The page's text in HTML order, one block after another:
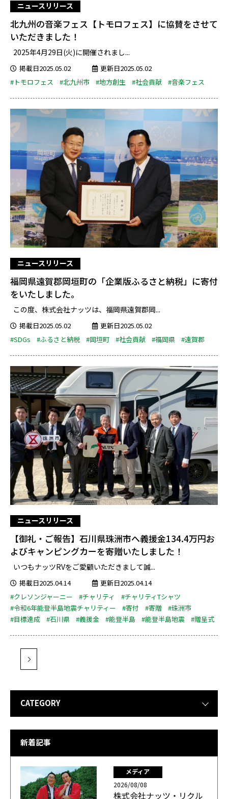
ニュースリリース
北九州の音楽フェス【トモロフェス】に協賛をさせて
いただきました！
2025年4月29日(火)に開催されまし...
掲載日2025.05.02
更新日2025.05.02
#トモロフェス
#北九州市 #地方創生 #社会貢献 #音楽フェス
ニュースリリース
福岡県遠賀郡岡垣町の「企業版ふるさと納税」に寄付
をいたしました。
この度、株式会社ナッツは、福岡県遠賀郡岡...
掲載日2025.05.02
更新日2025.05.02
#SDGs
#ふるさと納税 #岡垣町 #社会貢献 #福岡県 #遠賀郡
ニュースリリース
【御礼・ご報告】石川県珠洲市へ義援金134.4万円お
よびキャンピングカーを寄贈いたしました！
いつもナッツRVをご愛顧いただきまして誠...
掲載日2025.04.14
更新日2025.04.14
#クレソンジャーニー
#チャリティ
#チャリティTシャツ
#令和6年能登半島地震チャリティー
#寄付 #寄贈
#珠洲市
#目標達成
#石川県 #義援金 #能登半島 #能登半島地震 #贈呈式
CATEGORY
新着記事
メディア
2026/08/08
株式会社ナッツ・リクル